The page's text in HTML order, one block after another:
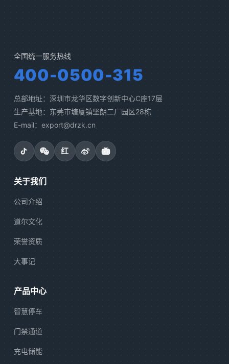
全国统一服务热线
400-0500-315
总部地址：深圳市龙华区数字创新中心C座17层
生产基地：东莞市塘厦镇坚朗二厂园区28栋
E-mail：export@drzk.cn
红
关于我们
公司介绍
道尔文化
荣誉资质
大事记
产品中心
智慧停车
门禁通道
充电储能